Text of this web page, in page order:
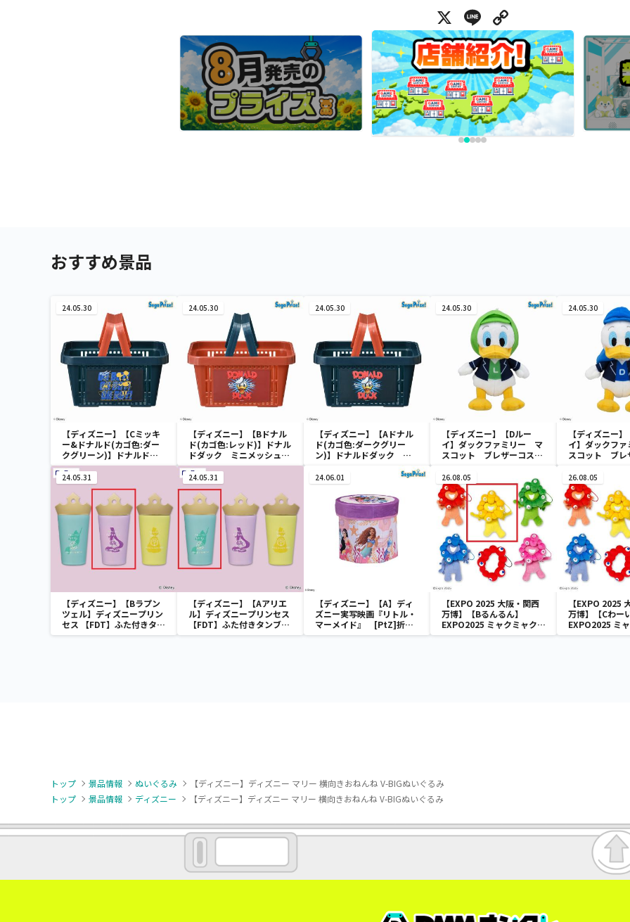
X Line
おすすめ景品
24.05.30
【ディズニー】【Cミッキ
ー&ドナルド(カゴ色:ダー
クグリーン)】ドナルドダ
ック ミニメッシュカゴ
24.05.30
【ディズニー】【Bドナル
ド(カゴ色:レッド)】ドナル
ドダック ミニメッシュカ
ゴ
24.05.30
【ディズニー】【Aドナル
ド(カゴ色:ダークグリー
ン)】ドナルドダック ミ
24.05.30
【ディズニー】【Dルー
イ】ダックファミリー マ
スコット ブレザーコスチ
24.05.30
【ディズニー
イ】ダックフ
スコット ブレ
24.05.31
【ディズニー】【Bラプン
ツェル】ディズニープリン
セス 【FDT】ふた付きタン
ブラー
24.05.31
【ディズニー】【Aアリエ
ル】ディズニープリンセス
【FDT】ふた付きタンブラ
ー
24.06.01
【ディズニー】【A】ディ
ズニー実写映画『リトル・
マーメイド』 [PtZ]折り
畳みボックスチェアー
26.08.05
【EXPO 2025 大阪・関西
万博】【Bるんるん】
EXPO2025 ミャクミャク
カラフルゴム紐付きぬいぐ
26.08.05
【EXPO 2025
万博】【Cわー
EXPO2025 ミ
カラフルゴム紐
トップ 景品情報 ぬいぐるみ
【ディズニー】ディズニー マリー 横向きおねんね V-BIGぬいぐるみ
トップ
景品情報 ディズニー 【ディズニー】ディズニー マリー 横向きおねんね V-BIGぬいぐるみ